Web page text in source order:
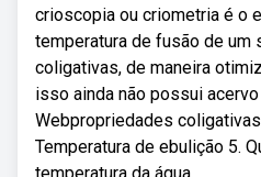
crioscopia ou criometria é o
temperatura de fusão de um
coligativas, de maneira
isso ainda não possui
Webpropriedades
Temperatura de ebulição 5.